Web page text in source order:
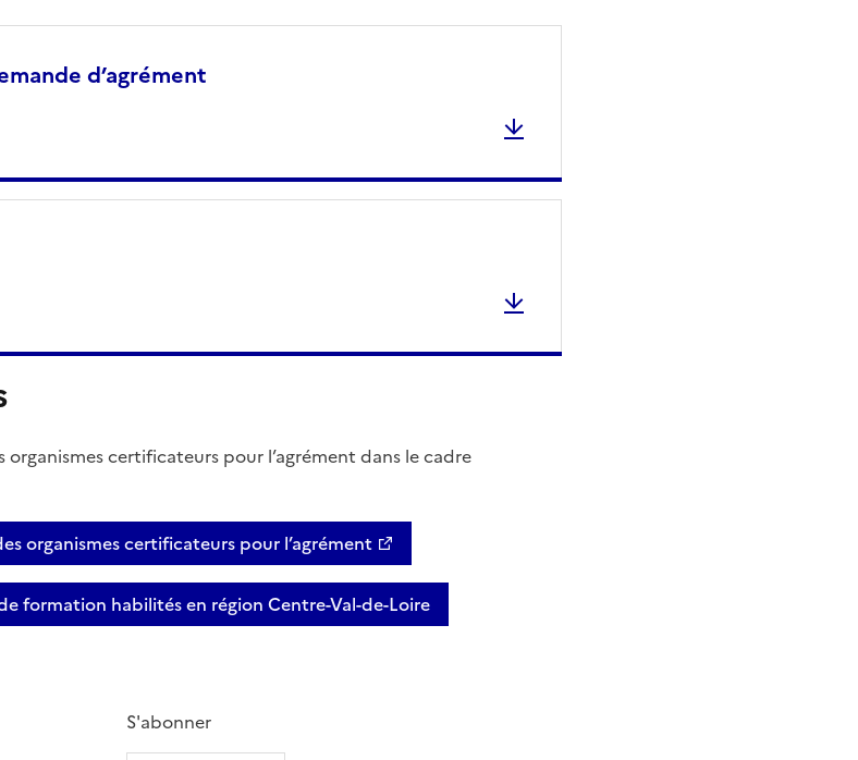
d’agrément
certificateurs pour l’agrément dans le cadre
organismes certificateurs pour l’agrément
formation habilités en région Centre-Val-de-Loire
S'abonner